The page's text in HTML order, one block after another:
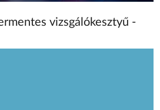
vizsgálókesztyű -